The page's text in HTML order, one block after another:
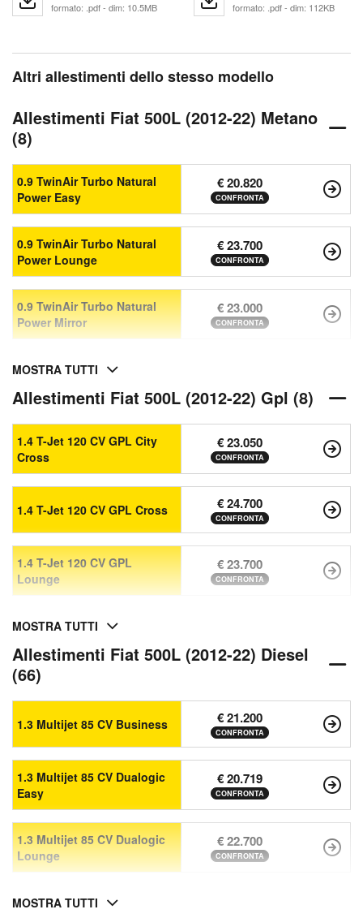
formato: .pdf - dim: 10.5MB formato: .pdf - dim: 112KB
Altri allestimenti dello stesso modello
Allestimenti Fiat 500L (2012-22) Metano
(8)
0.9 TwinAir Turbo Natural
Power Easy
€ 20.820
CONFRONTA
0.9 TwinAir Turbo Natural
Power Lounge
€ 23.700
CONFRONTA
0.9 TwinAir Turbo Natural
Power Mirror
€ 23.000
CONFRONTA
MOSTRA TUTTI
Allestimenti Fiat 500L (2012-22) Gpl (8)
1.4 T-Jet 120 CV GPL City
Cross
€ 23.050
CONFRONTA
1.4 T-Jet 120 CV GPL Cross € 24.700
CONFRONTA
1.4 T-Jet 120 CV GPL
Lounge
€ 23.700
CONFRONTA
MOSTRA TUTTI
Allestimenti Fiat 500L (2012-22) Diesel
(66)
1.3 Multijet 85 CV Business € 21.200
CONFRONTA
1.3 Multijet 85 CV Dualogic
Easy
€ 20.719
CONFRONTA
1.3 Multijet 85 CV Dualogic
Lounge
€ 22.700
CONFRONTA
MOSTRA TUTTI